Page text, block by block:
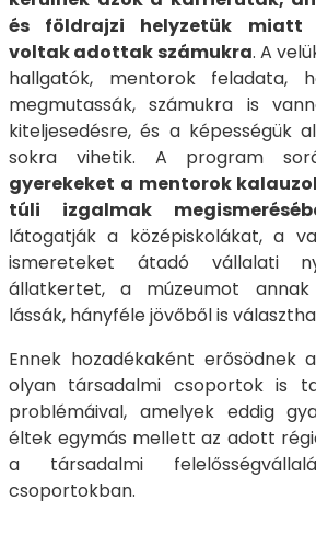
és földrajzi helyzetük miatt
voltak adottak számukra. A
hallgatók, mentorok feladata,
megmutassák, számukra is
kiteljesedésre, és a képességük
sokra vihetik. A program
gyerekeket a mentorok
túli izgalmak
látogatják a középiskolákat, a
ismereteket átadó vállalati
állatkertet, a múzeumot
lássák, hányféle jövőből is
Ennek hozadékaként erősödnek
olyan társadalmi csoportok is
problémáival, amelyek eddig
éltek egymás mellett az adott
a társadalmi
csoportokban.